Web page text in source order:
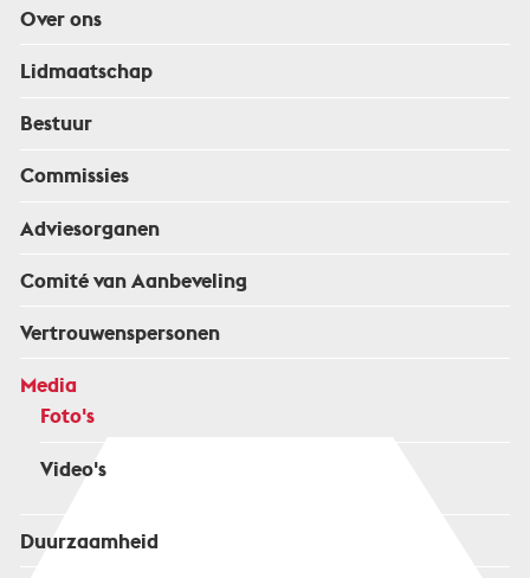
Over ons
Lidmaatschap
Bestuur
Commissies
Adviesorganen
Comité van Aanbeveling
Vertrouwenspersonen
Media
Foto's
Video's
Duurzaamheid